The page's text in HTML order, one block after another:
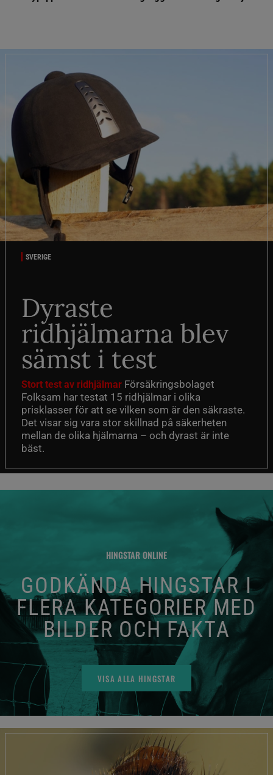
SVERIGE
Dyraste
ridhjälmarna blev
sämst i test
Stort test av ridhjälmar Försäkringsbolaget
Folksam har testat 15 ridhjälmar i olika
prisklasser för att se vilken som är den säkraste.
Det visar sig vara stor skillnad på säkerheten
mellan de olika hjälmarna – och dyrast är inte
bäst.
HINGSTAR ONLINE
GODKÄNDA HINGSTAR I
FLERA KATEGORIER MED
BILDER OCH FAKTA
VISA ALLA HINGSTAR